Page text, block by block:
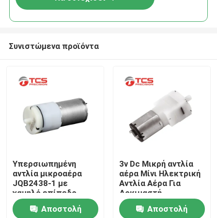
Σπίτι
Προϊόντα
Συνιστώμενα προϊόντα
Υπερσιωπημένη
αντλία μικροαέρα
JQB2438-1 με
χαμηλό επίπεδο
θορύβου 2.4W ισχύς
και ροήΑποστολή
3v Dc Μικρή αντλία
αέρα Μίνι Ηλεκτρική
Αντλία Αέρα Για
Δοκιμαστή
Αιμορραγίας
Αποστολή